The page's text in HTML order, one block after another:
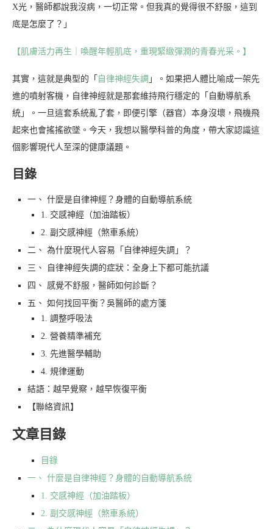
X光，醫師都說我沒病，一切正常。但我真的覺得很不舒服，這到
底是怎麼了？」
【肌膚活力再生｜喚醒年輕肌底，重現緊緻彈潤的青春光采。】
其實，這就是典型的「 自律神經失調 」。如果把人體比喻成一架先
進的噴射客機，自律神經就是那套維持飛行穩定的「自動導航系
統」。一旦這套系統亂了套，即便引擎（器官）本身沒壞，飛機飛
起來也會搖搖欲墜。今天，我想以醫學科普的角度，帶大家認識這
個影響現代人至深的健康議題。
目錄
一、 什麼是自律神經？身體的自動導航系統
1. 交感神經（加油踏板）
2. 副交感神經（煞車系統）
二、 為什麼現代人容易「自律神經失調」？
三、 自律神經失調的症狀：全身上下都可能抗議
四、 感覺不舒服，醫師如何診斷？
五、 如何找回平衡？吳醫師的處方箋
1. 調整呼吸法
2. 營養精準補充
3. 先進醫學輔助
4. 規律運動
結語：越早覺察，越早恢復平衡
【聯絡資訊】
文章目錄
目錄
一、 什麼是自律神經？身體的自動導航系統
1. 交感神經（加油踏板）
2. 副交感神經（煞車系統）